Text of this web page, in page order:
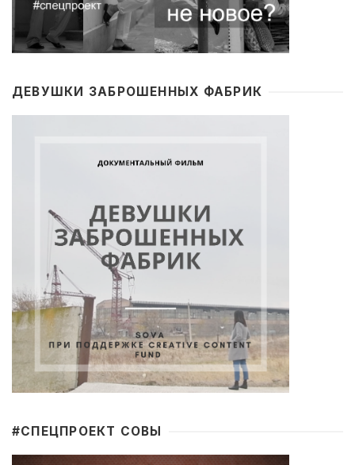
ДЕВУШКИ ЗАБРОШЕННЫХ ФАБРИК
#CПЕЦПРОЕКТ СОВЫ